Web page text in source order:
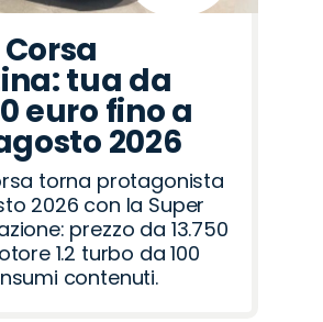
tua da
euro fino a
2026
torna protagonista
2026 con la Super
prezzo da 13.750
1.2 turbo da 100
contenuti.